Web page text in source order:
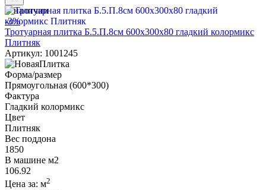
В наличии
-3%
Тротуарная плитка Б.5.П.8см 600х300х80 гладкий колормикс
Плитняк
Артикул: 1001245
Форма/размер
Прямоугольная (600*300)
Фактура
Гладкий колормикс
Цвет
Плитняк
Вес поддона
1850
В машине м2
106.92
Цена за: м2